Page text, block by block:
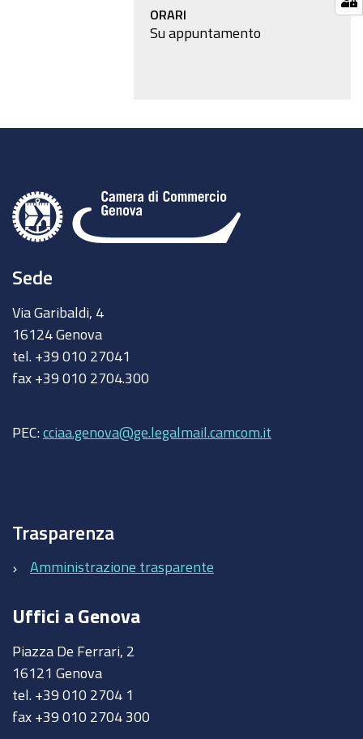
ORARI
Su appuntamento
Sede
Via Garibaldi, 4
16124 Genova
tel. +39 010 27041
fax +39 010 2704.300
PEC: cciaa.genova@ge.legalmail.camcom.it
Trasparenza
Amministrazione trasparente
Uffici a Genova
Piazza De Ferrari, 2
16121 Genova
tel. +39 010 2704 1
fax +39 010 2704 300